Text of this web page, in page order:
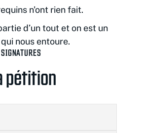
n'ont rien fait.
d’un tout et on est un
nous entoure.
pétition